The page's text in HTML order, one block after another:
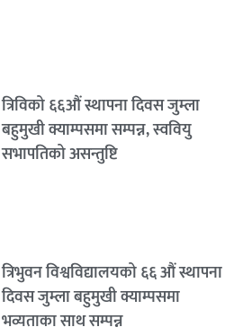
त्रिविको ६६औं स्थापना दिवस जुम्ला
बहुमुखी क्याम्पसमा सम्पन्न, स्ववियु
सभापतिको असन्तुष्टि
त्रिभुवन विश्वविद्यालयको ६६ औं स्थापना
दिवस जुम्ला बहुमुखी क्याम्पसमा
भव्यताका साथ सम्पन्न